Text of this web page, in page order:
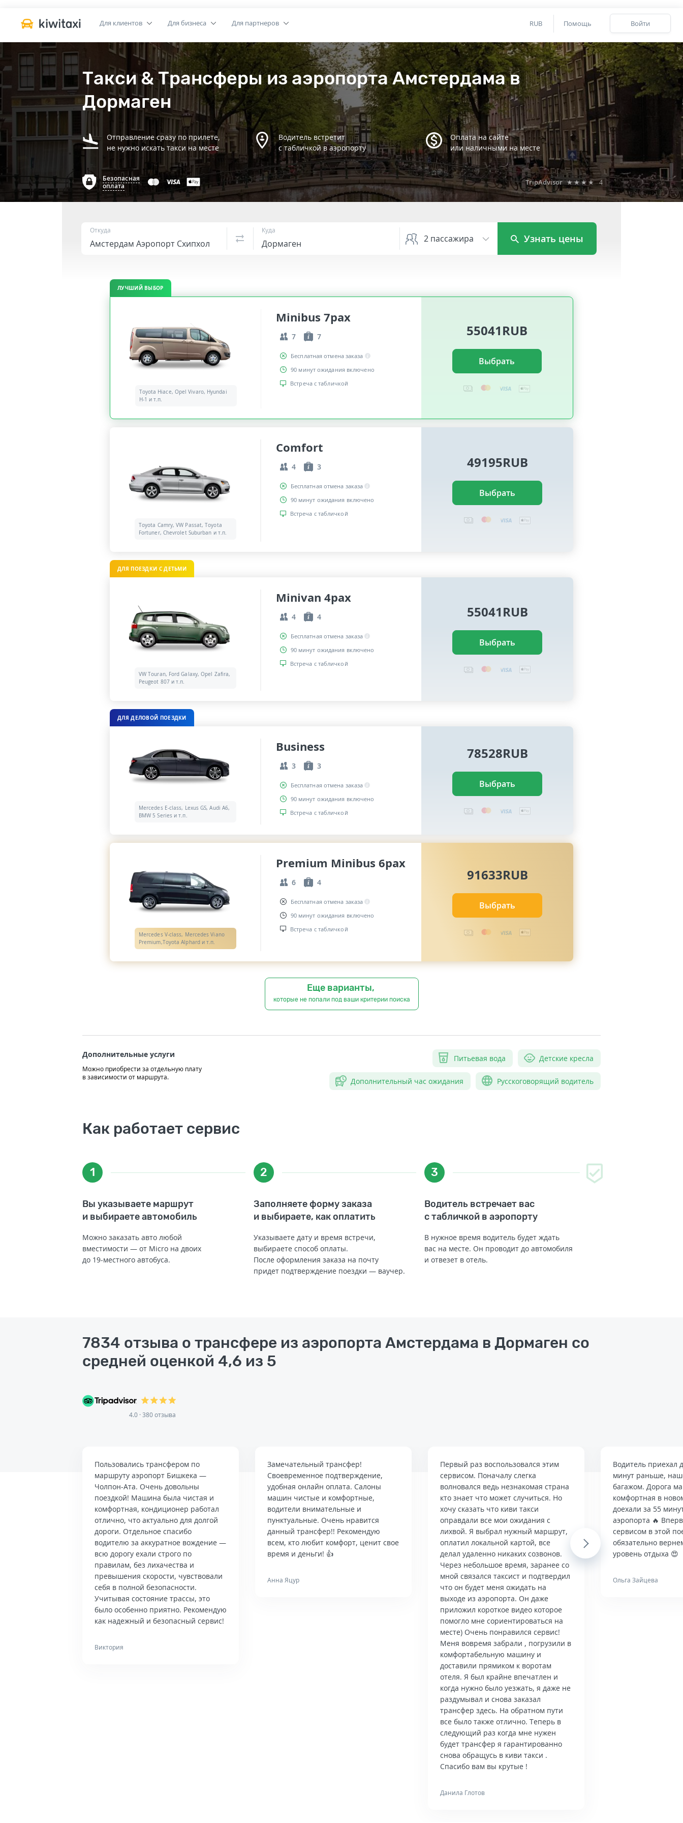
RUB Помощь Войти
Для клиентов Для бизнеса Для партнеров
Такси & Трансферы из аэропорта Амстердама в
Дормаген
Отправление сразу по прилете,
не нужно искать такси на месте
Водитель встретит
с табличкой в аэропорту
Оплата на сайте
или наличными на месте
Безопасная
оплата
TripAdvisor ★★★★ 4
Откуда Куда
2 пассажира Узнать цены
ЛУЧШИЙ ВЫБОР
Toyota Hiace, Opel Vivaro, Hyundai
H-1 и т.п.
Minibus 7pax
7 7
Бесплатная отмена заказа
90 минут ожидания включено
Встреча с табличкой
55041RUB
Выбрать
Toyota Camry, VW Passat, Toyota
Fortuner, Chevrolet Suburban и т.п.
Comfort
4 3
Бесплатная отмена заказа
90 минут ожидания включено
Встреча с табличкой
49195RUB
Выбрать
ДЛЯ ПОЕЗДКИ С ДЕТЬМИ
VW Touran, Ford Galaxy, Opel Zafira,
Peugeot 807 и т.п.
Minivan 4pax
4 4
Бесплатная отмена заказа
90 минут ожидания включено
Встреча с табличкой
55041RUB
Выбрать
ДЛЯ ДЕЛОВОЙ ПОЕЗДКИ
Mercedes E-class, Lexus GS, Audi A6,
BMW 5 Series и т.п.
Business
3 3
Бесплатная отмена заказа
90 минут ожидания включено
Встреча с табличкой
78528RUB
Выбрать
Mercedes V-class, Mercedes Viano
Premium,Toyota Alphard и т.п.
Premium Minibus 6pax
6 4
Бесплатная отмена заказа
90 минут ожидания включено
Встреча с табличкой
91633RUB
Выбрать
Еще варианты,
которые не попали под ваши критерии поиска
Дополнительные услуги
Можно приобрести за отдельную плату
в зависимости от маршрута.
Питьевая вода Детские кресла
Дополнительный час ожидания Русскоговорящий водитель
Как работает сервис
1
Вы указываете маршрут
и выбираете автомобиль
Можно заказать авто любой
вместимости — от Micro на двоих
до 19-местного автобуса.
2
Заполняете форму заказа
и выбираете, как оплатить
Указываете дату и время встречи,
выбираете способ оплаты.
После оформления заказа на почту
придет подтверждение поездки — ваучер.
3
Водитель встречает вас
с табличкой в аэропорту
В нужное время водитель будет ждать
вас на месте. Он проводит до автомобиля
и отвезет в отель.
7834 отзыва о трансфере из аэропорта Амстердама в Дормаген со
средней оценкой 4,6 из 5
4.0 · 380 отзыва
Пользовались трансфером по
маршруту аэропорт Бишкека —
Чолпон-Ата. Очень довольны
поездкой! Машина была чистая и
комфортная, кондиционер работал
отлично, что актуально для долгой
дороги. Отдельное спасибо
водителю за аккуратное вождение —
всю дорогу ехали строго по
правилам, без лихачества и
превышения скорости, чувствовали
себя в полной безопасности.
Учитывая состояние трассы, это
было особенно приятно. Рекомендую
как надежный и безопасный сервис!
Виктория
Замечательный трансфер!
Своевременное подтверждение,
удобная онлайн оплата. Салоны
машин чистые и комфортные,
водители внимательные и
пунктуальные. Очень нравится
данный трансфер!! Рекомендую
всем, кто любит комфорт, ценит свое
время и деньги! 👍
Анна Яцур
Первый раз воспользовался этим
сервисом. Поначалу слегка
волновался ведь незнакомая страна
кто знает что может случиться. Но
хочу сказать что киви такси
оправдали все мои ожидания с
лихвой. Я выбрал нужный маршрут,
оплатил локальной картой, все
делал удаленно никаких созвонов.
Через небольшое время, заранее со
мной связался таксист и подтвердил
что он будет меня ожидать на
выходе из аэропорта. Он даже
приложил короткое видео которое
помогло мне сориентироваться на
месте) Очень понравился сервис!
Меня вовремя забрали , погрузили в
комфортабельную машину и
доставили прямиком к воротам
отеля. Я был крайне впечатлен и
когда нужно было уезжать, я даже не
раздумывал и снова заказал
трансфер здесь. На обратном пути
все было также отлично. Теперь в
следующий раз когда мне нужен
будет трансфер я гарантированно
снова обращусь в киви такси .
Спасибо вам вы крутые !
Данила Глотов
Водитель приехал
минут раньше,
багажом. Дорога
комфортная в
доехали за 55
аэропорта 🔥
сервисом в этой
обязательно
уровень отдыха 😍
Ольга Зайцева
Next